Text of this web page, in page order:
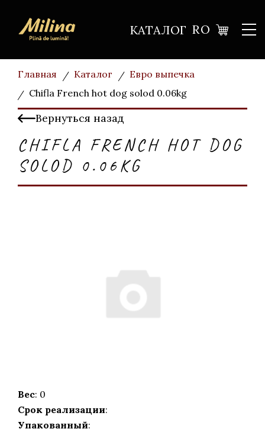
КАТАЛОГ RO
Главная Каталог
Евро выпечка
Chifla French hot dog solod 0.06kg
Вернуться назад
CHIFLA FRENCH HOT DOG
SOLOD 0.06KG
Вес: 0
Срок реализации:
Упакованный: